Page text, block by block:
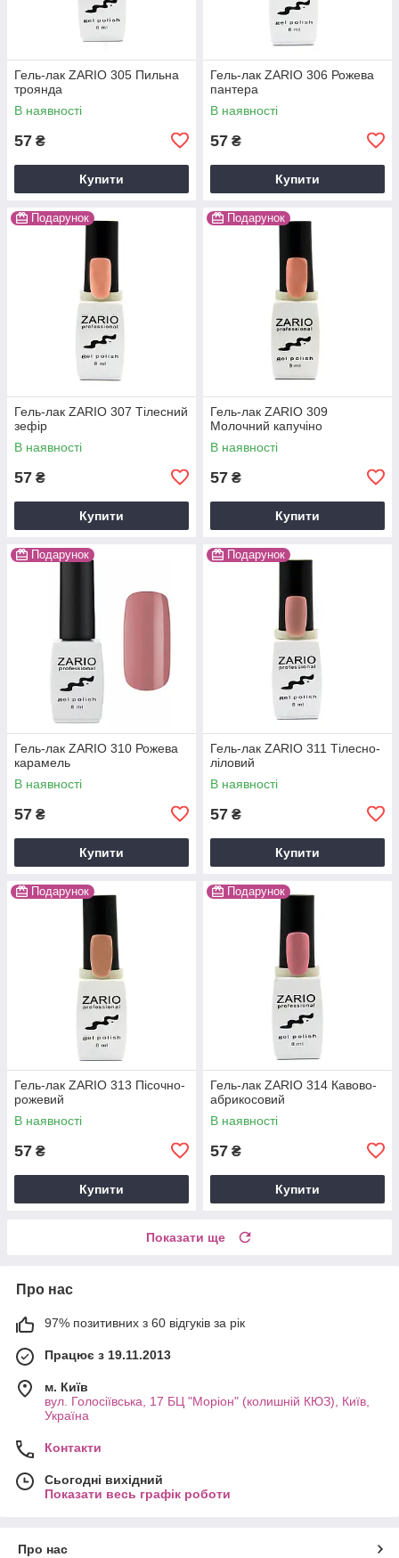
Гель-лак ZARIO 305 Пильна
троянда
В наявності
57 ₴
Купити
Гель-лак ZARIO 306 Рожева
пантера
В наявності
57 ₴
Купити
Подарунок
Гель-лак ZARIO 307 Тілесний
зефір
В наявності
57 ₴
Купити
Подарунок
Гель-лак ZARIO 309
Молочний капучіно
В наявності
57 ₴
Купити
Подарунок
Гель-лак ZARIO 310 Рожева
карамель
В наявності
57 ₴
Купити
Подарунок
Гель-лак ZARIO 311 Тілесно-
ліловий
В наявності
57 ₴
Купити
Подарунок
Гель-лак ZARIO 313 Пісочно-
рожевий
В наявності
57 ₴
Купити
Подарунок
Гель-лак ZARIO 314 Кавово-
абрикосовий
В наявності
57 ₴
Купити
Показати ще
Про нас
97% позитивних з 60 відгуків за рік
Працює з 19.11.2013
м. Київ
вул. Голосіївська, 17 БЦ "Моріон" (колишній КЮЗ), Київ,
Україна
Контакти
Сьогодні вихідний
Показати весь графік роботи
Про нас